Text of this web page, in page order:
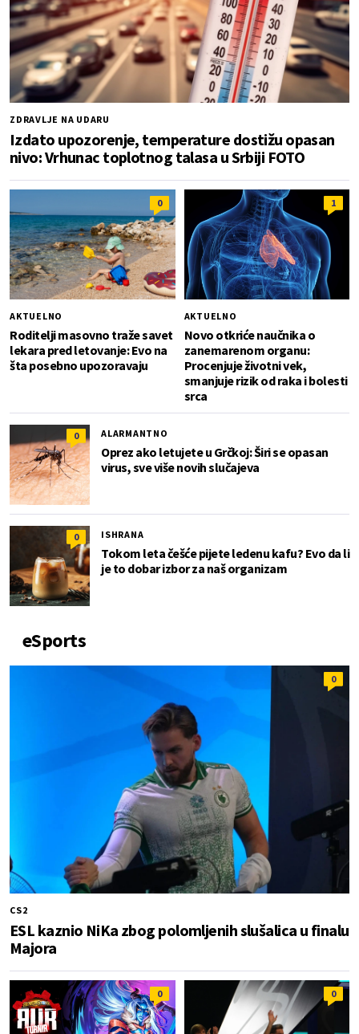
ZDRAVLJE NA UDARU
Izdato upozorenje, temperature dostižu opasan
nivo: Vrhunac toplotnog talasa u Srbiji FOTO
0
AKTUELNO
Roditelji masovno traže savet
lekara pred letovanje: Evo na
šta posebno upozoravaju
1
AKTUELNO
Novo otkriće naučnika o
zanemarenom organu:
Procenjuje životni vek,
smanjuje rizik od raka i bolesti
srca
0 ALARMANTNO
Oprez ako letujete u Grčkoj: Širi se opasan
virus, sve više novih slučajeva
0 ISHRANA
Tokom leta češće pijete ledenu kafu? Evo da li
je to dobar izbor za naš organizam
eSports
0
CS2
ESL kaznio NiKa zbog polomljenih slušalica u finalu
Majora
0 0